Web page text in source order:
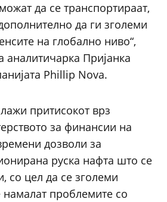
да се транспортираат,
да ги зголеми
на глобално ниво“,
аналитичарка Пријанка
Phillip Nova.
притисокот врз
за финансии на
дозволи за
руска нафта што се
со цел да се зголеми
намалат проблемите со